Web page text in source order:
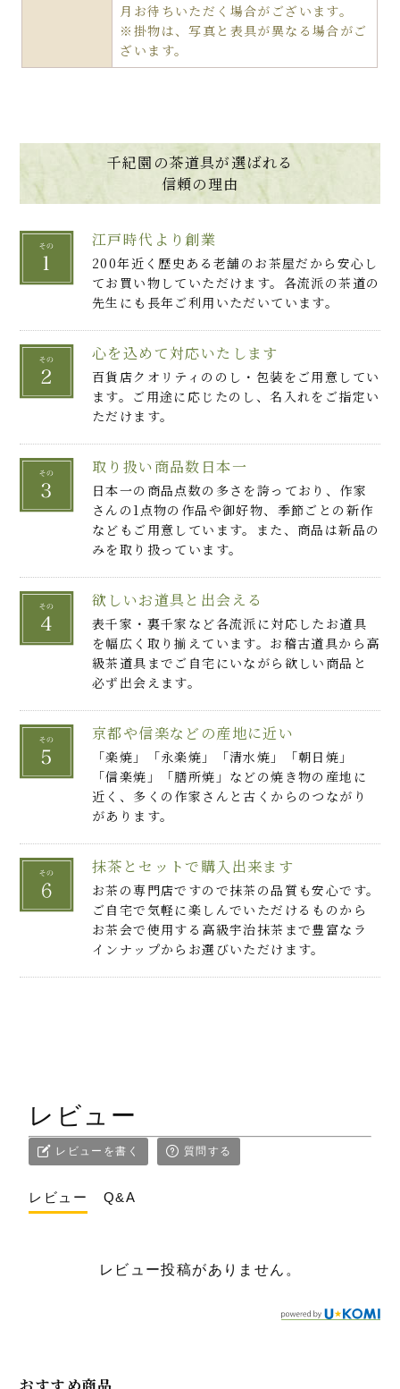
月お待ちいただく場合がございます。
※掛物は、写真と表具が異なる場合がご
ざいます。
千紀園の茶道具が選ばれる
信頼の理由
江戸時代より創業
200年近く歴史ある老舗のお茶屋だから安心し
てお買い物していただけます。各流派の茶道の
先生にも長年ご利用いただいています。
心を込めて対応いたします
百貨店クオリティののし・包装をご用意してい
ます。ご用途に応じたのし、名入れをご指定い
ただけます。
取り扱い商品数日本一
日本一の商品点数の多さを誇っており、作家
さんの1点物の作品や御好物、季節ごとの新作
などもご用意しています。また、商品は新品の
みを取り扱っています。
欲しいお道具と出会える
表千家・裏千家など各流派に対応したお道具
を幅広く取り揃えています。お稽古道具から高
級茶道具までご自宅にいながら欲しい商品と
必ず出会えます。
京都や信楽などの産地に近い
「楽焼」「永楽焼」「清水焼」「朝日焼」
「信楽焼」「膳所焼」などの焼き物の産地に
近く、多くの作家さんと古くからのつながり
があります。
抹茶とセットで購入出来ます
お茶の専門店ですので抹茶の品質も安心です。
ご自宅で気軽に楽しんでいただけるものから
お茶会で使用する高級宇治抹茶まで豊富なラ
インナップからお選びいただけます。
レビュー
レビューを書く 質問する
レビュー Q&A
レビュー投稿がありません。